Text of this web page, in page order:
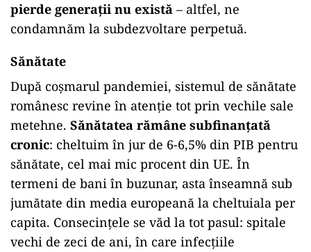
pierde generații nu există – altfel, ne
condamnăm la subdezvoltare perpetuă.
Sănătate
După coșmarul pandemiei, sistemul de sănătate
românesc revine în atenție tot prin vechile sale
metehne. Sănătatea rămâne subfinanțată
cronic: cheltuim în jur de 6-6,5% din PIB pentru
sănătate, cel mai mic procent din UE. În
termeni de bani în buzunar, asta înseamnă sub
jumătate din media europeană la cheltuiala per
capita. Consecințele se văd la tot pasul: spitale
vechi de zeci de ani, în care infecțiile